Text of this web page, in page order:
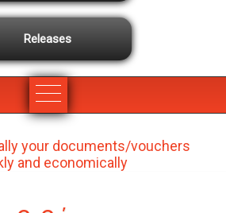
Releases
your documents/vouchers
and economically